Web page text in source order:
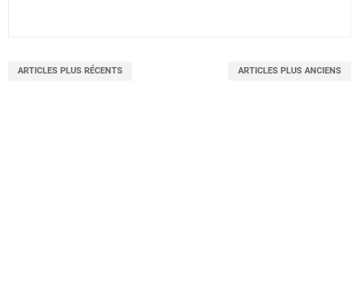
ARTICLES PLUS RÉCENTS ARTICLES PLUS ANCIENS